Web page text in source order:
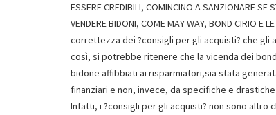
ESSERE CREDIBILI, COMINCINO A SANZIONARE SE
VENDERE BIDONI, COME MAY WAY, BOND CIRIO
correttezza dei ?consigli per gli acquisti? che
così, si potrebbe ritenere che la vicenda dei
bidone affibbiati ai risparmiatori,sia stata
finanziari e non, invece, da specifiche e
Infatti, i ?consigli per gli acquisti? non sono